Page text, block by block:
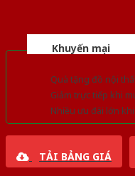
Khuyến mại
Quà tặng đồ nội
Giảm trực tiếp khi
Nhiều ưu đãi lớn
TẢI BẢNG GIÁ